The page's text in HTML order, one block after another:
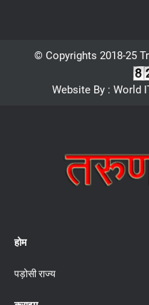
© Copyrights 2018-25
Website By : World
होम
पड़ोसी राज्य